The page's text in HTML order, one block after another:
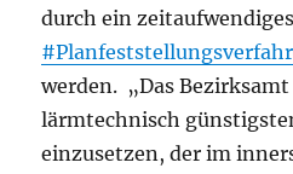
durch ein zeitaufwendiges
werden. „Das
lärmtechnisch
einzusetzen, der im